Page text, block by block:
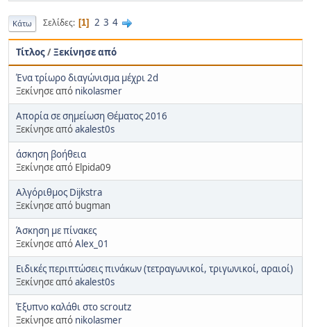
Κάτω Σελίδες 1 2 3 4
Τίτλος/Ξεκίνησε από
Ένα τρίωρο διαγώνισμα μέχρι 2d
Ξεκίνησε από nikolasmer
Απορία σε σημείωση Θέματος 2016
Ξεκίνησε απόakalest0s
άσκηση βοήθεια
Ξεκίνησε από Elpida09
Αλγόριθμος Dijkstra
Ξεκίνησε από bugman
Άσκηση με πίνακες
Ξεκίνησε απόAlex_01
Ειδικές περιπτώσεις πινάκων (τετραγωνικοί, τριγωνικοί, αραιοί)
Ξεκίνησε απόakalest0s
Έξυπνο καλάθι στο scroutz
Ξεκίνησε από nikolasmer